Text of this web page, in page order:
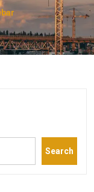
Search